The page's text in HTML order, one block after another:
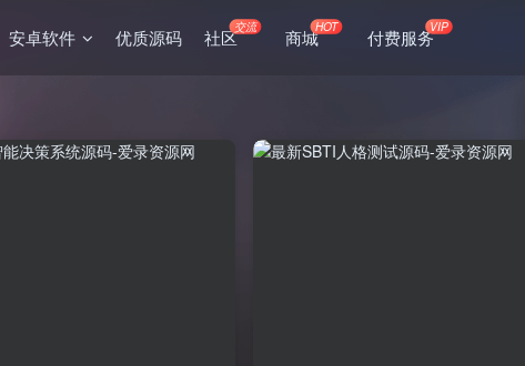
安卓软件 优质源码 社区交流 商城HOT 付费服务VIP